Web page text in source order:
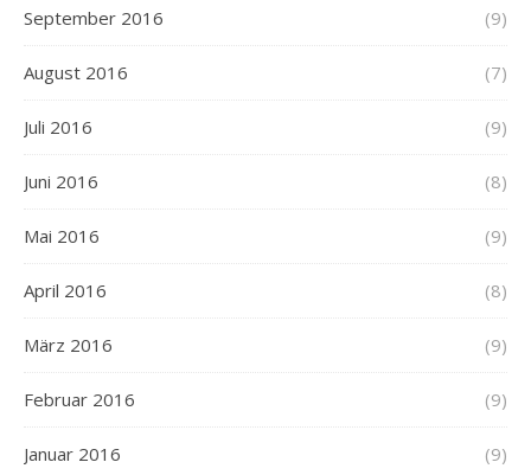
September 2016 (9)
August 2016 (7)
Juli 2016 (9)
Juni 2016 (8)
Mai 2016 (9)
April 2016 (8)
März 2016 (9)
Februar 2016 (9)
Januar 2016 (9)